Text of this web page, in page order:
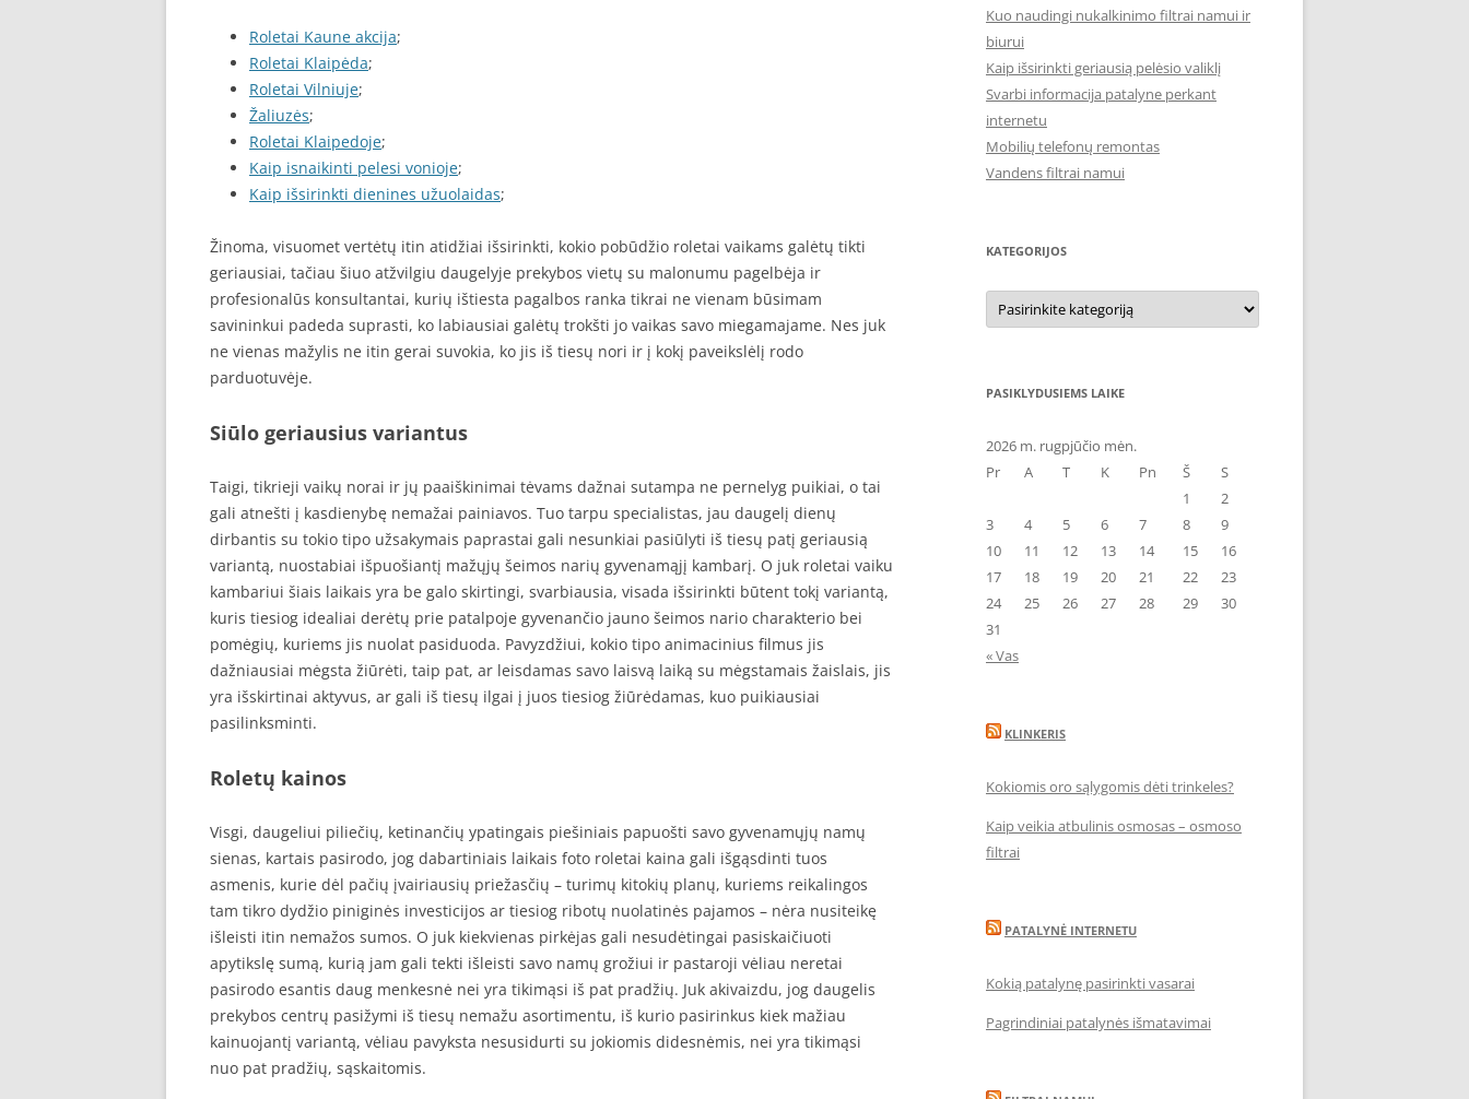
Roletai Kaune akcija;
Roletai Klaipėda;
Roletai Vilniuje;
Žaliuzės;
Roletai Klaipedoje;
Kaip isnaikinti pelesi vonioje;
Kaip išsirinkti dienines užuolaidas;
Žinoma, visuomet vertėtų itin atidžiai išsirinkti, kokio pobūdžio roletai vaikams galėtų tikti
geriausiai, tačiau šiuo atžvilgiu daugelyje prekybos vietų su malonumu pagelbėja ir
profesionalūs konsultantai, kurių ištiesta pagalbos ranka tikrai ne vienam būsimam
savininkui padeda suprasti, ko labiausiai galėtų trokšti jo vaikas savo miegamajame. Nes juk
ne vienas mažylis ne itin gerai suvokia, ko jis iš tiesų nori ir į kokį paveikslėlį rodo
parduotuvėje.
Siūlo geriausius variantus
Taigi, tikrieji vaikų norai ir jų paaiškinimai tėvams dažnai sutampa ne pernelyg puikiai, o tai
gali atnešti į kasdienybę nemažai painiavos. Tuo tarpu specialistas, jau daugelį dienų
dirbantis su tokio tipo užsakymais paprastai gali nesunkiai pasiūlyti iš tiesų patį geriausią
variantą, nuostabiai išpuošiantį mažųjų šeimos narių gyvenamąjį kambarį. O juk roletai vaiku
kambariui šiais laikais yra be galo skirtingi, svarbiausia, visada išsirinkti būtent tokį variantą,
kuris tiesiog idealiai derėtų prie patalpoje gyvenančio jauno šeimos nario charakterio bei
pomėgių, kuriems jis nuolat pasiduoda. Pavyzdžiui, kokio tipo animacinius filmus jis
dažniausiai mėgsta žiūrėti, taip pat, ar leisdamas savo laisvą laiką su mėgstamais žaislais, jis
yra išskirtinai aktyvus, ar gali iš tiesų ilgai į juos tiesiog žiūrėdamas, kuo puikiausiai
pasilinksminti.
Roletų kainos
Visgi, daugeliui piliečių, ketinančių ypatingais piešiniais papuošti savo gyvenamųjų namų
sienas, kartais pasirodo, jog dabartiniais laikais foto roletai kaina gali išgąsdinti tuos
asmenis, kurie dėl pačių įvairiausių priežasčių – turimų kitokių planų, kuriems reikalingos
tam tikro dydžio piniginės investicijos ar tiesiog ribotų nuolatinės pajamos – nėra nusiteikę
išleisti itin nemažos sumos. O juk kiekvienas pirkėjas gali nesudėtingai pasiskaičiuoti
apytikslę sumą, kurią jam gali tekti išleisti savo namų grožiui ir pastaroji vėliau neretai
pasirodo esantis daug menkesnė nei yra tikimąsi iš pat pradžių. Juk akivaizdu, jog daugelis
prekybos centrų pasižymi iš tiesų nemažu asortimentu, iš kurio pasirinkus kiek mažiau
kainuojantį variantą, vėliau pavyksta nesusidurti su jokiomis didesnėmis, nei yra tikimąsi
nuo pat pradžių, sąskaitomis.
Kuo naudingi nukalkinimo filtrai namui ir
biurui
Kaip išsirinkti geriausią pelėsio valiklį
Svarbi informacija patalyne perkant
internetu
Mobilių telefonų remontas
Vandens filtrai namui
KATEGORIJOS
Kategorijos
PASIKLYDUSIEMS LAIKE
2026 m. rugpjūčio mėn.
Pr
A T K Pn Š
S
1
2
3
4 5 6 7 8
9
10
11 12 13 14 15
16
17
18 19 20 21 22
23
24
25 26 27 28 29
30
31
« Vas
KLINKERIS
Kokiomis oro sąlygomis dėti trinkeles?
Kaip veikia atbulinis osmosas – osmoso
filtrai
PATALYNĖ INTERNETU
Kokią patalynę pasirinkti vasarai
Pagrindiniai patalynės išmatavimai